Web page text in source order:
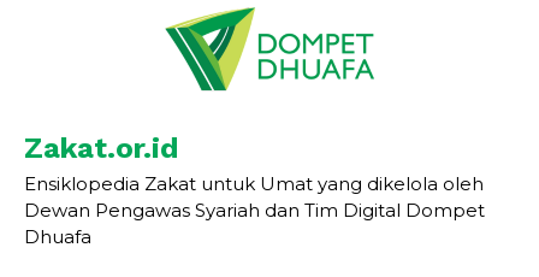
Zakat.or.id
Ensiklopedia Zakat untuk Umat yang dikelola oleh
Dewan Pengawas Syariah dan Tim Digital Dompet
Dhuafa